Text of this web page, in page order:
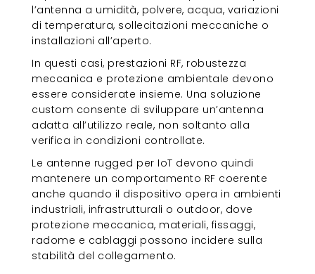
l’antenna a umidità, polvere, acqua, variazioni
di temperatura, sollecitazioni meccaniche o
installazioni all’aperto.
In questi casi, prestazioni RF, robustezza
meccanica e protezione ambientale devono
essere considerate insieme. Una soluzione
custom consente di sviluppare un’antenna
adatta all’utilizzo reale, non soltanto alla
verifica in condizioni controllate.
Le antenne rugged per IoT devono quindi
mantenere un comportamento RF coerente
anche quando il dispositivo opera in ambienti
industriali, infrastrutturali o outdoor, dove
protezione meccanica, materiali, fissaggi,
radome e cablaggi possono incidere sulla
stabilità del collegamento.